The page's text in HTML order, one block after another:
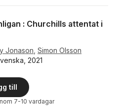
: Churchills attentat i
Jonason Simon Olsson
2021
till
7-10 vardagar